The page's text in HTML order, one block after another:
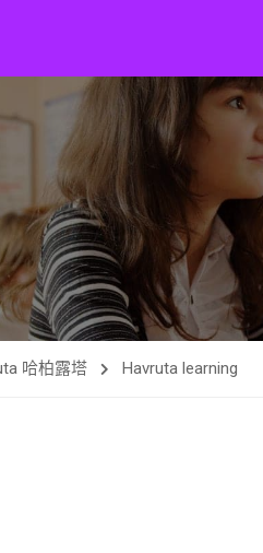
哈柏露塔 Havruta learning